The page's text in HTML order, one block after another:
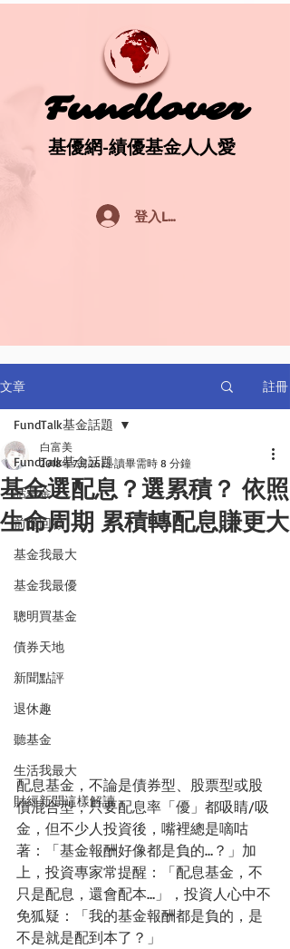
Fundlover
Fundlover
基優網-績優基金人人愛
基優網-績優基金人人愛
登入Log In
文章 註冊
FundTalk基金話題
話基金
前瞻回顧
基金我最大
基金我最優
聰明買基金
債券天地
新聞點評
退休趣
聽基金
生活我最大
財經新聞這樣解讀
FundTalk基金話題
基金選配息？選累積？ 依照
生命周期 累積轉配息賺更大
白富美
2018年7月26日 讀畢需時 8 分鐘
配息基金，不論是債券型、股票型或股
債混合型，只要配息率「優」都吸睛/吸
金，但不少人投資後，嘴裡總是嘀咕
著：「基金報酬好像都是負的…？」加
上，投資專家常提醒：「配息基金，不
只是配息，還會配本…」，投資人心中不
免狐疑：「我的基金報酬都是負的，是
不是就是配到本了？」